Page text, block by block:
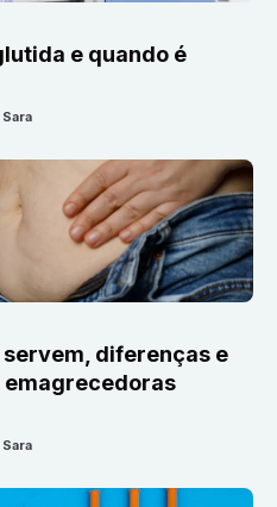
e quando é
servem, diferenças e
emagrecedoras